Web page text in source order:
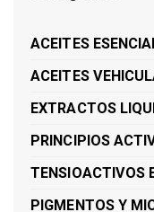
ACEITES
ACEITES
EXTRACTOS
PRINCIPIOS
TENSIOACTIVOS
PIGMENTOS Y